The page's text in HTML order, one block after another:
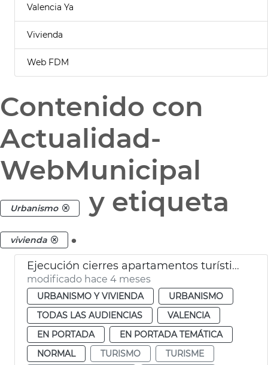
Valencia Ya
Vivienda
Web FDM
Contenido con
Actualidad-
WebMunicipal
Urbanismo y etiqueta
vivienda .
Ejecución cierres apartamentos turísticos ilegales
modificado hace 4 meses
URBANISMO Y VIVIENDA
URBANISMO
TODAS LAS AUDIENCIAS
VALENCIA
EN PORTADA
EN PORTADA TEMÁTICA
NORMAL
TURISMO
TURISME